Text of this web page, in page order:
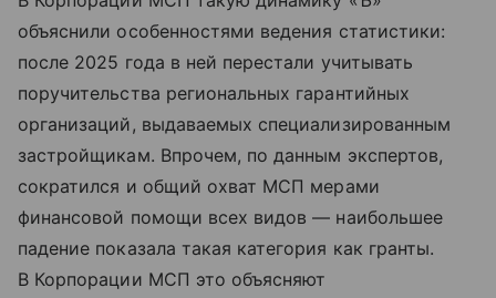
объяснили особенностями ведения статистики:
после 2025 года в ней перестали учитывать
поручительства региональных гарантийных
организаций, выдаваемых специализированным
застройщикам. Впрочем, по данным экспертов,
сократился и общий охват МСП мерами
финансовой помощи всех видов — наибольшее
падение показала такая категория как гранты.
В Корпорации МСП это объясняют